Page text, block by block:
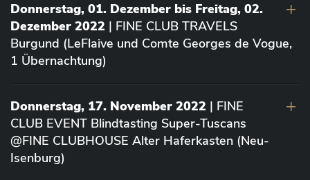
Donnerstag, 01. Dezember bis Freitag, 02.
Dezember 2022 | FINE CLUB TRAVELS
Burgund (LeFlaive und Comte Georges de Vogue,
1 Übernachtung)
Donnerstag, 17. November 2022 | FINE
CLUB EVENT Blindtasting Super-Tuscans
@FINE CLUBHOUSE Alter Haferkasten (Neu-
Isenburg)